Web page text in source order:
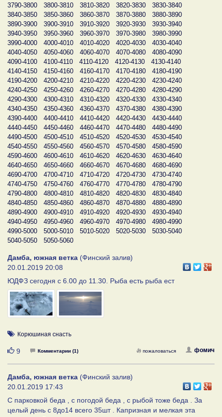
3790-3800
3800-3810 3810-3820 3820-3830
3830-3840
3840-3850
3850-3860 3860-3870 3870-3880
3880-3890
3890-3900
3900-3910 3910-3920 3920-3930
3930-3940
3940-3950
3950-3960 3960-3970 3970-3980
3980-3990
3990-4000
4000-4010 4010-4020 4020-4030
4030-4040
4040-4050
4050-4060 4060-4070 4070-4080
4080-4090
4090-4100
4100-4110 4110-4120 4120-4130
4130-4140
4140-4150
4150-4160 4160-4170 4170-4180
4180-4190
4190-4200
4200-4210 4210-4220 4220-4230
4230-4240
4240-4250
4250-4260 4260-4270 4270-4280
4280-4290
4290-4300
4300-4310 4310-4320 4320-4330
4330-4340
4340-4350
4350-4360 4360-4370 4370-4380
4380-4390
4390-4400
4400-4410 4410-4420 4420-4430
4430-4440
4440-4450
4450-4460 4460-4470 4470-4480
4480-4490
4490-4500
4500-4510 4510-4520 4520-4530
4530-4540
4540-4550
4550-4560 4560-4570 4570-4580
4580-4590
4590-4600
4600-4610 4610-4620 4620-4630
4630-4640
4640-4650
4650-4660 4660-4670 4670-4680
4680-4690
4690-4700
4700-4710 4710-4720 4720-4730
4730-4740
4740-4750
4750-4760 4760-4770 4770-4780
4780-4790
4790-4800
4800-4810 4810-4820 4820-4830
4830-4840
4840-4850
4850-4860 4860-4870 4870-4880
4880-4890
4890-4900
4900-4910 4910-4920 4920-4930
4930-4940
4940-4950
4950-4960 4960-4970 4970-4980
4980-4990
4990-5000
5000-5010 5010-5020 5020-5030
5030-5040
5040-5050
5050-5060
Дамба, южная ветка (Финский залив)
20.01.2019 20:08
ЮДФЗ сегодня с 6.00 до 11.30. Рыба есть рыба ест
Корюшиная снасть
Нравится
9 Комментарии (1) фомич
пожаловаться
Дамба, южная ветка (Финский залив)
20.01.2019 17:43
С парковкой беда , с погодой беда , с рыбой тоже беда . За
целый день с 8до14 всего 35шт . Капризная и мелкая эта